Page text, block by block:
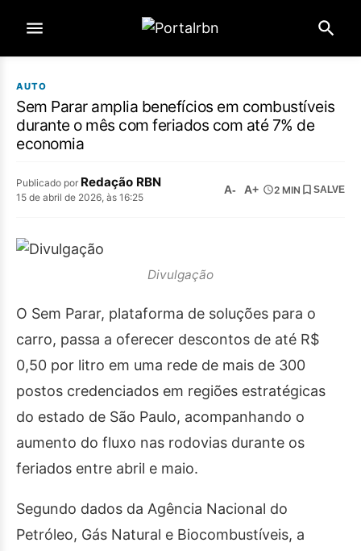
AUTO
Sem Parar amplia benefícios em combustíveis
durante o mês com feriados com até 7% de
economia
Publicado por Redação RBN
15 de abril de 2026, às 16:25
A- A+ 2 MIN SALVE
Divulgação
O Sem Parar, plataforma de soluções para o
carro, passa a oferecer descontos de até R$
0,50 por litro em uma rede de mais de 300
postos credenciados em regiões estratégicas
do estado de São Paulo, acompanhando o
aumento do fluxo nas rodovias durante os
feriados entre abril e maio.
Segundo dados da Agência Nacional do
Petróleo, Gás Natural e Biocombustíveis, a